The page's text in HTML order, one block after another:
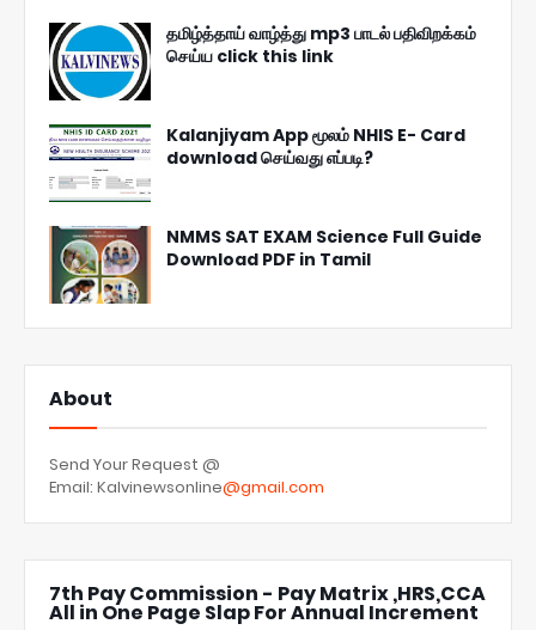
தமிழ்த்தாய் வாழ்த்து mp3 பாடல் பதிவிறக்கம்
செய்ய click this link
Kalanjiyam App மூலம் NHIS E- Card
download செய்வது எப்படி?
NMMS SAT EXAM Science Full Guide
Download PDF in Tamil
About
Send Your Request @
Email: Kalvinewsonline@gmail.com
7th Pay Commission - Pay Matrix ,HRS,CCA
All in One Page Slap For Annual Increment